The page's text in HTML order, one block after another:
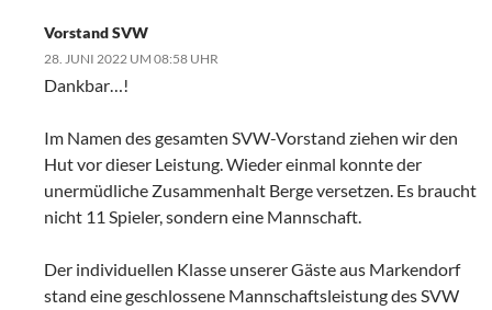
Vorstand SVW
28. JUNI 2022 UM 08:58 UHR
Dankbar…!
Im Namen des gesamten SVW-Vorstand ziehen wir den
Hut vor dieser Leistung. Wieder einmal konnte der
unermüdliche Zusammenhalt Berge versetzen. Es braucht
nicht 11 Spieler, sondern eine Mannschaft.
Der individuellen Klasse unserer Gäste aus Markendorf
stand eine geschlossene Mannschaftsleistung des SVW